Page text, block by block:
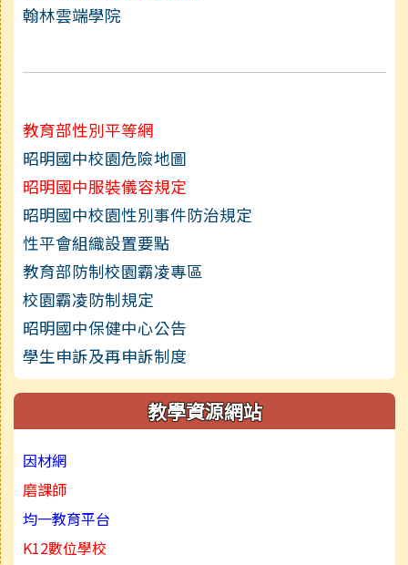
翰林雲端學院
教育部性別平等網
昭明國中校園危險地圖
昭明國中服裝儀容規定
昭明國中校園性別事件防治規定
性平會組織設置要點
教育部防制校園霸凌專區
校園霸凌防制規定
昭明國中保健中心公告
學生申訴及再申訴制度
教學資源網站
因材網
磨課師
均一教育平台
K12數位學校